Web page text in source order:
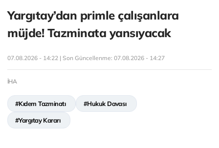
Yargıtay’dan primle çalışanlara
müjde! Tazminata yansıyacak
07.08.2026 - 14:22 | Son Güncellenme: 07.08.2026 - 14:27
İHA
#Kıdem Tazminatı #Hukuk Davası
#Yargıtay Kararı